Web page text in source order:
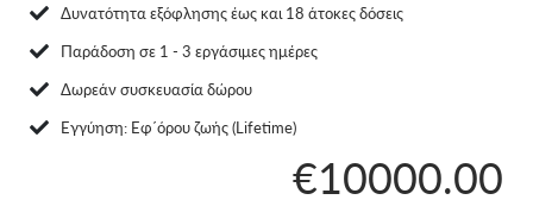
Δυνατότητα εξόφλησης έως και 18 άτοκες δόσεις
Παράδοση σε 1 - 3 εργάσιμες ημέρες
Δωρεάν συσκευασία δώρου
Eγγύηση: Εφ΄όρου ζωής (Lifetime)
€10000.00